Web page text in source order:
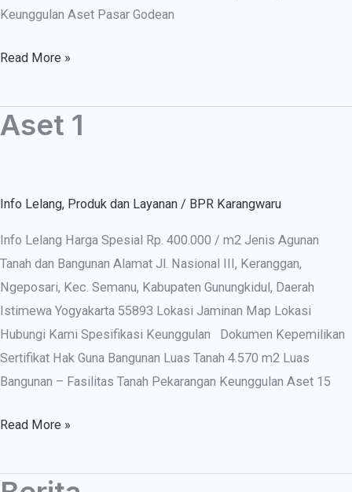
Keunggulan Aset Pasar Godean
Read More »
Aset 1
Info Lelang, Produk dan Layanan / BPR Karangwaru
Info Lelang Harga Spesial Rp. 400.000 / m2 Jenis Agunan
Tanah dan Bangunan Alamat Jl. Nasional III, Keranggan,
Ngeposari, Kec. Semanu, Kabupaten Gunungkidul, Daerah
Istimewa Yogyakarta 55893 Lokasi Jaminan Map Lokasi
Hubungi Kami Spesifikasi Keunggulan Dokumen Kepemilikan
Sertifikat Hak Guna Bangunan Luas Tanah 4.570 m2 Luas
Bangunan – Fasilitas Tanah Pekarangan Keunggulan Aset 15
Aset
Read More »
Berita